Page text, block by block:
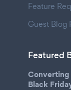
Feature
Guest Blog
Featured
Converting
Black